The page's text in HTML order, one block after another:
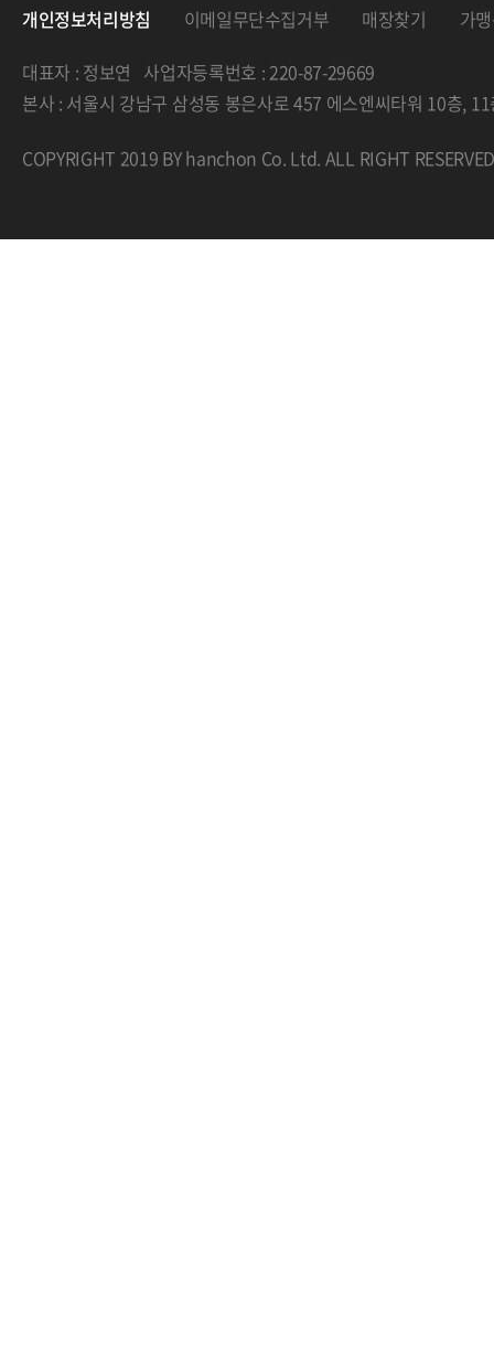
개인정보처리방침 이메일무단수집거부 매장찾기
가
대표자 : 정보연 사업자등록번호 : 220-87-29669
본사 : 서울시 강남구 삼성동 봉은사로 457 에스엔씨타워 10층,
COPYRIGHT 2019 BY hanchon Co. Ltd. ALL RIGHT